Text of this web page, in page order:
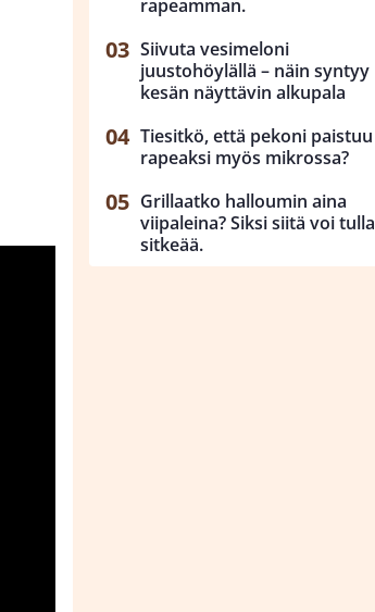
rapeamman.
Siivuta vesimeloni
juustohöylällä – näin syntyy
kesän näyttävin alkupala
Tiesitkö, että pekoni paistuu
rapeaksi myös mikrossa?
Grillaatko halloumin aina
viipaleina? Siksi siitä voi tulla
sitkeää.